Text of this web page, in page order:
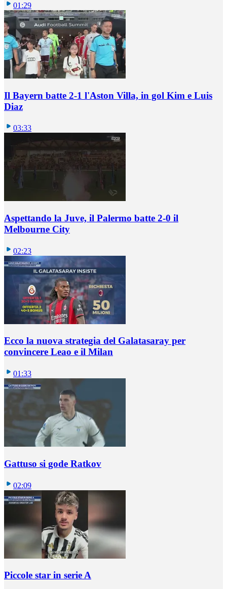
01:29
Il Bayern batte 2-1 l'Aston Villa, in gol Kim e Luis
Diaz
03:33
Aspettando la Juve, il Palermo batte 2-0 il
Melbourne City
02:23
Ecco la nuova strategia del Galatasaray per
convincere Leao e il Milan
01:33
Gattuso si gode Ratkov
02:09
Piccole star in serie A